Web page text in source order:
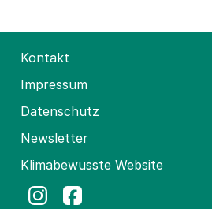
Kontakt
Impressum
Datenschutz
Newsletter
Klimabewusste Website